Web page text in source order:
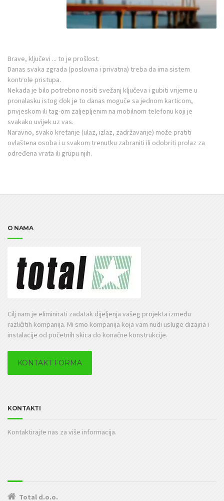
Brave, ključevi ... to je prošlost.
Danas svaka zgrada (poslovna i privatna) treba da ima sistem
kontrole pristupa.
Nekada je bilo potrebno nositi svežanj ključeva i gubiti vrijeme u
pronalasku istog dok je to danas moguče sa jednom karticom,
privjeskom ili tag-om zaljepljenim na mobilnom telefonu koji je
svakako uvijek uz vas.
Naravno, svako kretanje (ulaz, izlaz, zadržavanje) može pratiti
ovlaštena osoba i u svakom trenutku zabraniti ili odobriti prolaz za
određena vrata ili grupu njih.
O NAMA
Cilj nam je eliminirati zadatak dijeljenja vašeg projekta između
različitih kompanija. Mi smo kompanija koja vam nudi usluge dizajna i
instalacije od početnih skica do konačne konstrukcije.
KONTAKT FORMA
KONTAKTI
Kontaktirajte nas za više informacija.
Total d.o.o.